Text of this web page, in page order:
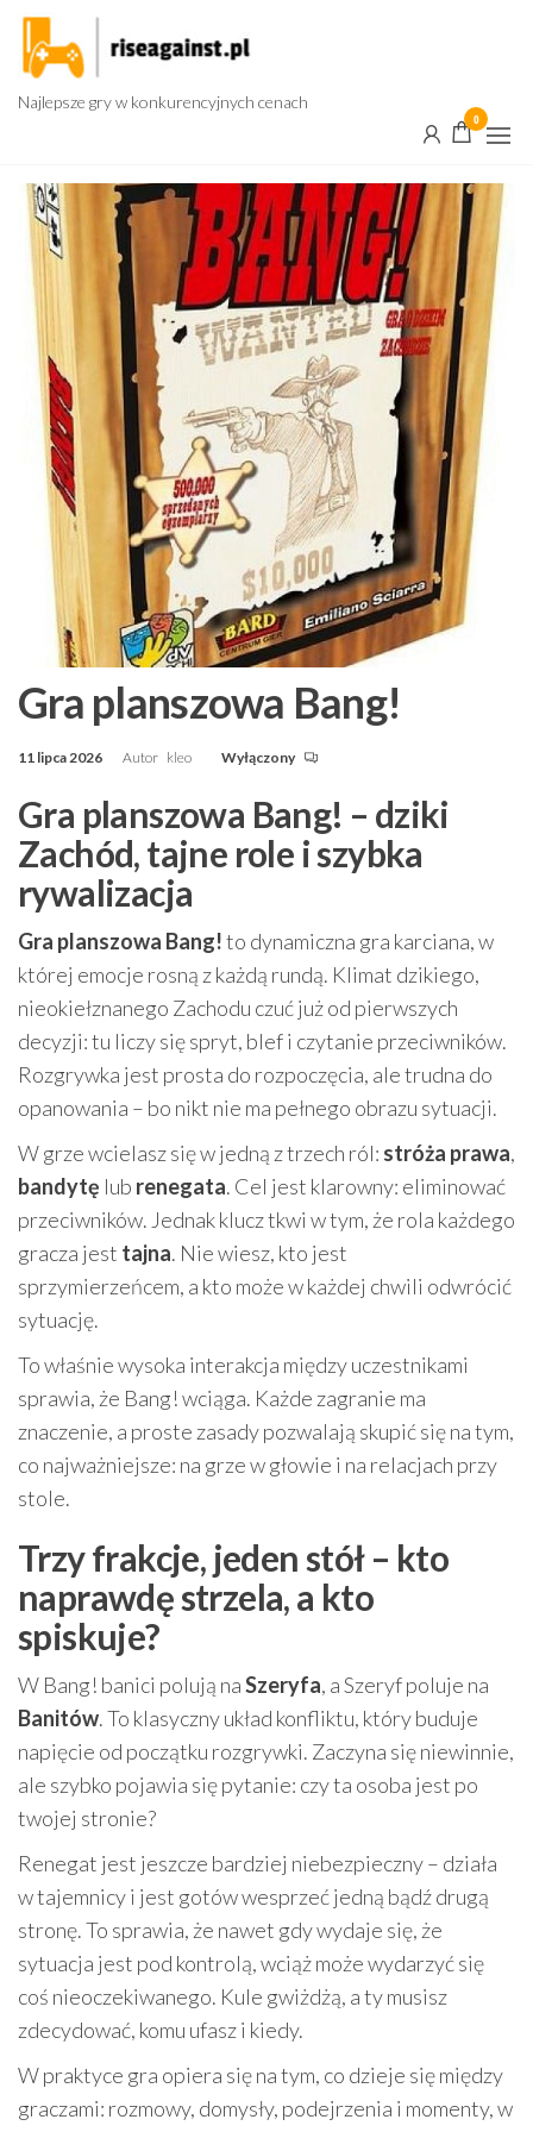
Przejdź
treści
Najlepsze gry w konkurencyjnych cenach
0
Gra planszowa Bang!
11 lipca 2026 Autor kleo Wyłączony
Gra planszowa Bang! – dziki
Zachód, tajne role i szybka
rywalizacja
Gra planszowa Bang!to dynamiczna gra karciana, w
której emocje rosną z każdą rundą. Klimat dzikiego,
nieokiełznanego Zachodu czuć już od pierwszych
decyzji: tu liczy się spryt, blef i czytanie przeciwników.
Rozgrywka jest prosta do rozpoczęcia, ale trudna do
opanowania – bo nikt nie ma pełnego obrazu sytuacji.
W grze wcielasz się w jedną z trzech ról: stróża prawa,
bandytę lub renegata. Cel jest klarowny: eliminować
przeciwników. Jednak klucz tkwi w tym, że rola każdego
gracza jest tajna. Nie wiesz, kto jest
sprzymierzeńcem, a kto może w każdej chwili odwrócić
sytuację.
To właśnie wysoka interakcja między uczestnikami
sprawia, że Bang! wciąga. Każde zagranie ma
znaczenie, a proste zasady pozwalają skupić się na tym,
co najważniejsze: na grze w głowie i na relacjach przy
stole.
Trzy frakcje, jeden stół – kto
naprawdę strzela, a kto
spiskuje?
W Bang! banici polują naSzeryfa, a Szeryf poluje na
Banitów. To klasyczny układ konfliktu, który buduje
napięcie od początku rozgrywki. Zaczyna się niewinnie,
ale szybko pojawia się pytanie: czy ta osoba jest po
twojej stronie?
Renegat jest jeszcze bardziej niebezpieczny – działa
w tajemnicy i jest gotów wesprzeć jedną bądź drugą
stronę. To sprawia, że nawet gdy wydaje się, że
sytuacja jest pod kontrolą, wciąż może wydarzyć się
coś nieoczekiwanego. Kule gwiżdżą, a ty musisz
zdecydować, komu ufasz i kiedy.
W praktyce gra opiera się na tym, co dzieje się między
graczami: rozmowy, domysły, podejrzenia i momenty, w